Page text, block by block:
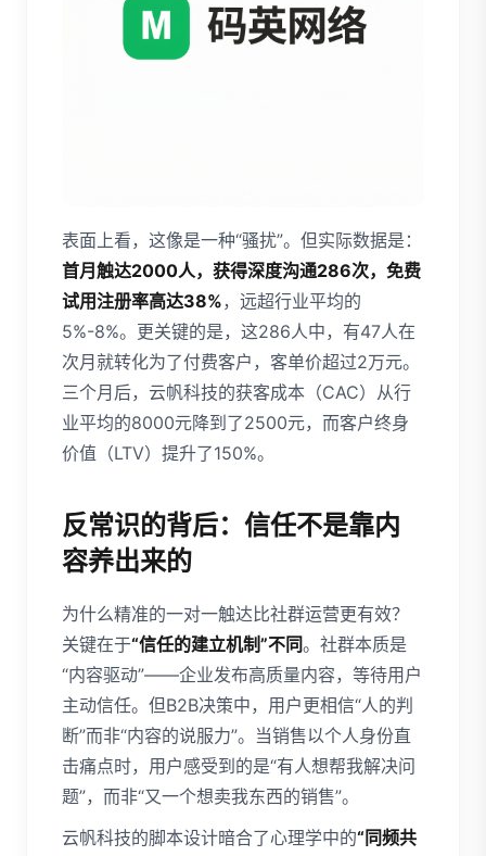
表面上看，这像是一种“骚扰”。但实际数据是：
首月触达2000人，获得深度沟通286次，免费
试用注册率高达38%，远超行业平均的
5%-8%。更关键的是，这286人中，有47人在
次月就转化为了付费客户，客单价超过2万元。
三个月后，云帆科技的获客成本（CAC）从行
业平均的8000元降到了2500元，而客户终身
价值（LTV）提升了150%。
反常识的背后：信任不是靠内
容养出来的
为什么精准的一对一触达比社群运营更有效？
关键在于“信任的建立机制”不同。社群本质是
“内容驱动”——企业发布高质量内容，等待用户
主动信任。但B2B决策中，用户更相信“人的判
断”而非“内容的说服力”。当销售以个人身份直
击痛点时，用户感受到的是“有人想帮我解决问
题”，而非“又一个想卖我东西的销售”。
云帆科技的脚本设计暗合了心理学中的“同频共